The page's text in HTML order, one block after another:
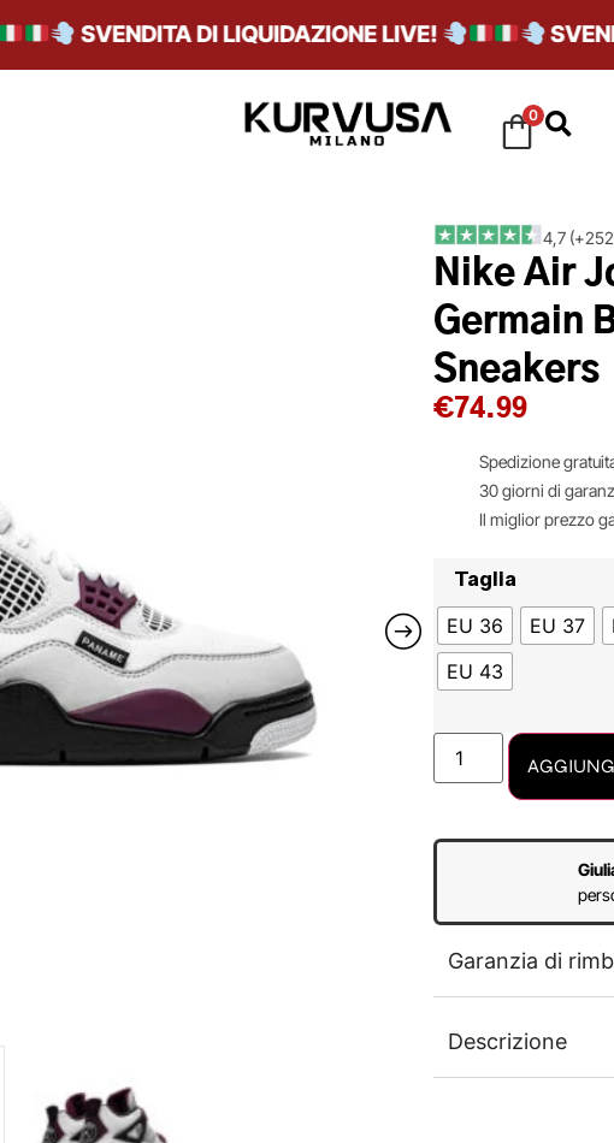
SVENDITA DI LIQUIDAZIONE LIVE!
0
4,7
Nike Air
Germain
Sneakers
€74.99
Spedizione
30 giorni di
Il miglior prezzo
Taglia
EU 36
EU 37
EU 43
Garanzia di
Descrizione